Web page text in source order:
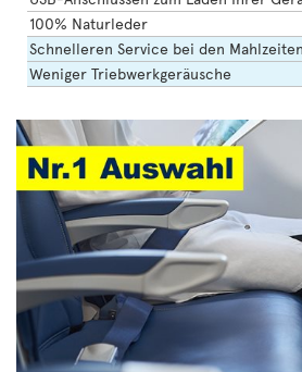
100% Naturleder
Schnelleren Service bei den
Weniger Triebwerkgeräusche